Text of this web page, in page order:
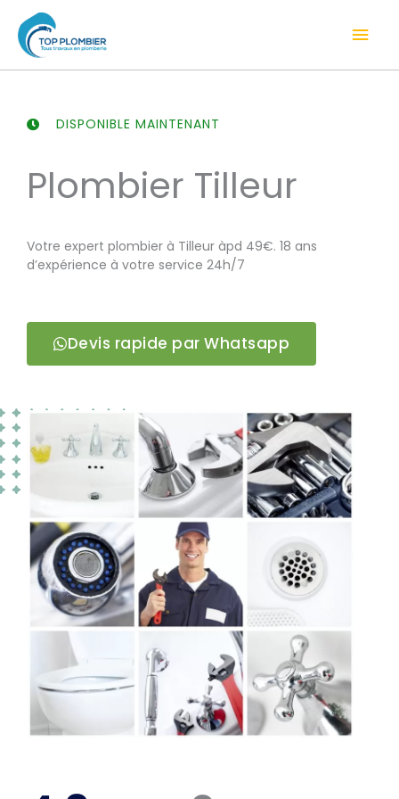
contenu
DISPONIBLE MAINTENANT
Plombier Tilleur
Votre expert plombier à Tilleur àpd 49€. 18 ans
d’expérience à votre service 24h/7
Devis rapide par Whatsapp